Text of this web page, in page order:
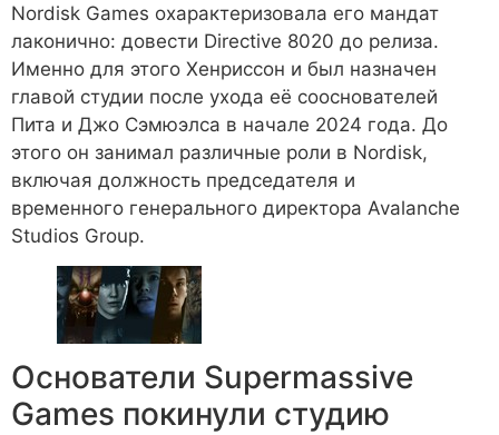
Nordisk Games охарактеризовала его мандат
лаконично: довести Directive 8020 до релиза.
Именно для этого Хенриссон и был назначен
главой студии после ухода её сооснователей
Пита и Джо Сэмюэлса в начале 2024 года. До
этого он занимал различные роли в Nordisk,
включая должность председателя и
временного генерального директора Avalanche
Studios Group.
Основатели Supermassive
Games покинули студию